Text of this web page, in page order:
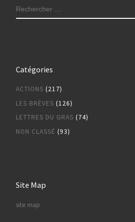
RECHERCHER
Catégories
ACTIONS (217)
LES BRÈVES (126)
LETTRES DU GRAS (74)
NON CLASSÉ (93)
Site Map
site map